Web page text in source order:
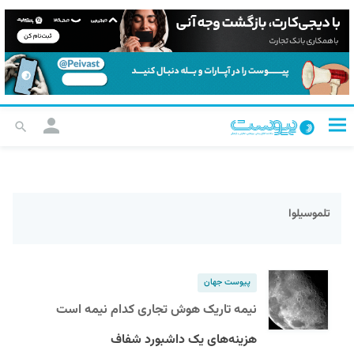
تلموسیلوا
پیوست جهان
نیمه تاریک هوش تجاری کدام نیمه است
هزینه‌های یک داشبورد شفاف